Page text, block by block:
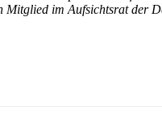
im Aufsichtsrat der